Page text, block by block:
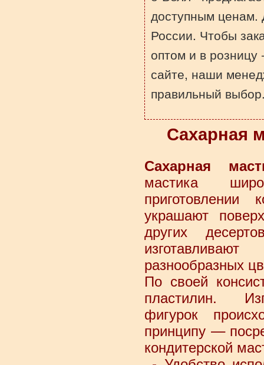
доступным ценам.
России. Чтобы
оптом и в
сайте, наши
правильный
Сахарная
Сахарная
мастика
приготовлении
украшают
других
разнообразных
По своей
пластилин.
фигурок
принципу —
кондитерской